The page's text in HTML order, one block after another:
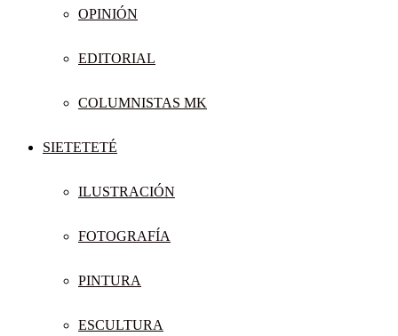
OPINIÓN
EDITORIAL
COLUMNISTAS MK
SIETETETÉ
ILUSTRACIÓN
FOTOGRAFÍA
PINTURA
ESCULTURA